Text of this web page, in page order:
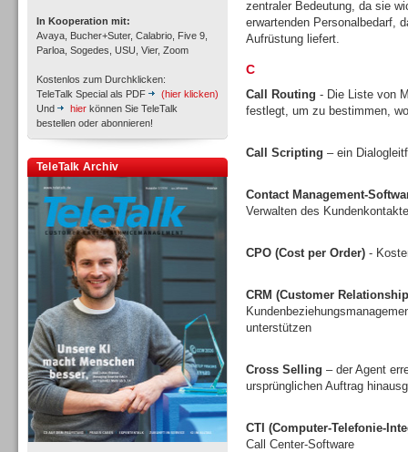
In Kooperation mit:
Avaya, Bucher+Suter, Calabrio, Five 9,
Parloa, Sogedes, USU, Vier, Zoom
Kostenlos zum Durchklicken:
TeleTalk Special als PDF
(hier klicken)
Und
hier können Sie TeleTalk
bestellen oder abonnieren!
TeleTalk Archiv
Inbound
Inbound
zentraler Bedeutung, da sie
erwartenden Personalbedarf,
Aufrüstung liefert.
C
Call Routing - Die Liste von
festlegt, um zu bestimmen,
Call Scripting – ein
Contact Management-
Verwalten des
CPO (Cost per Order) -
CRM (Customer
unterstützen
Cross Selling – der Agent
ursprünglichen Auftrag
CTI (Computer-Telefonie-
Call Center-Software